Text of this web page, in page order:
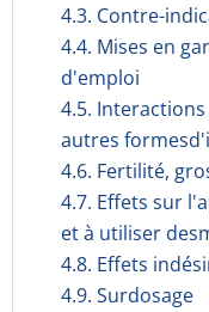
4.3. Contre-
4.4. Mises en
d'emploi
4.5.
autres
4.6. Fertilité,
4.7. Effets sur
et à utiliser
4.8. Effets
4.9. Surdosage